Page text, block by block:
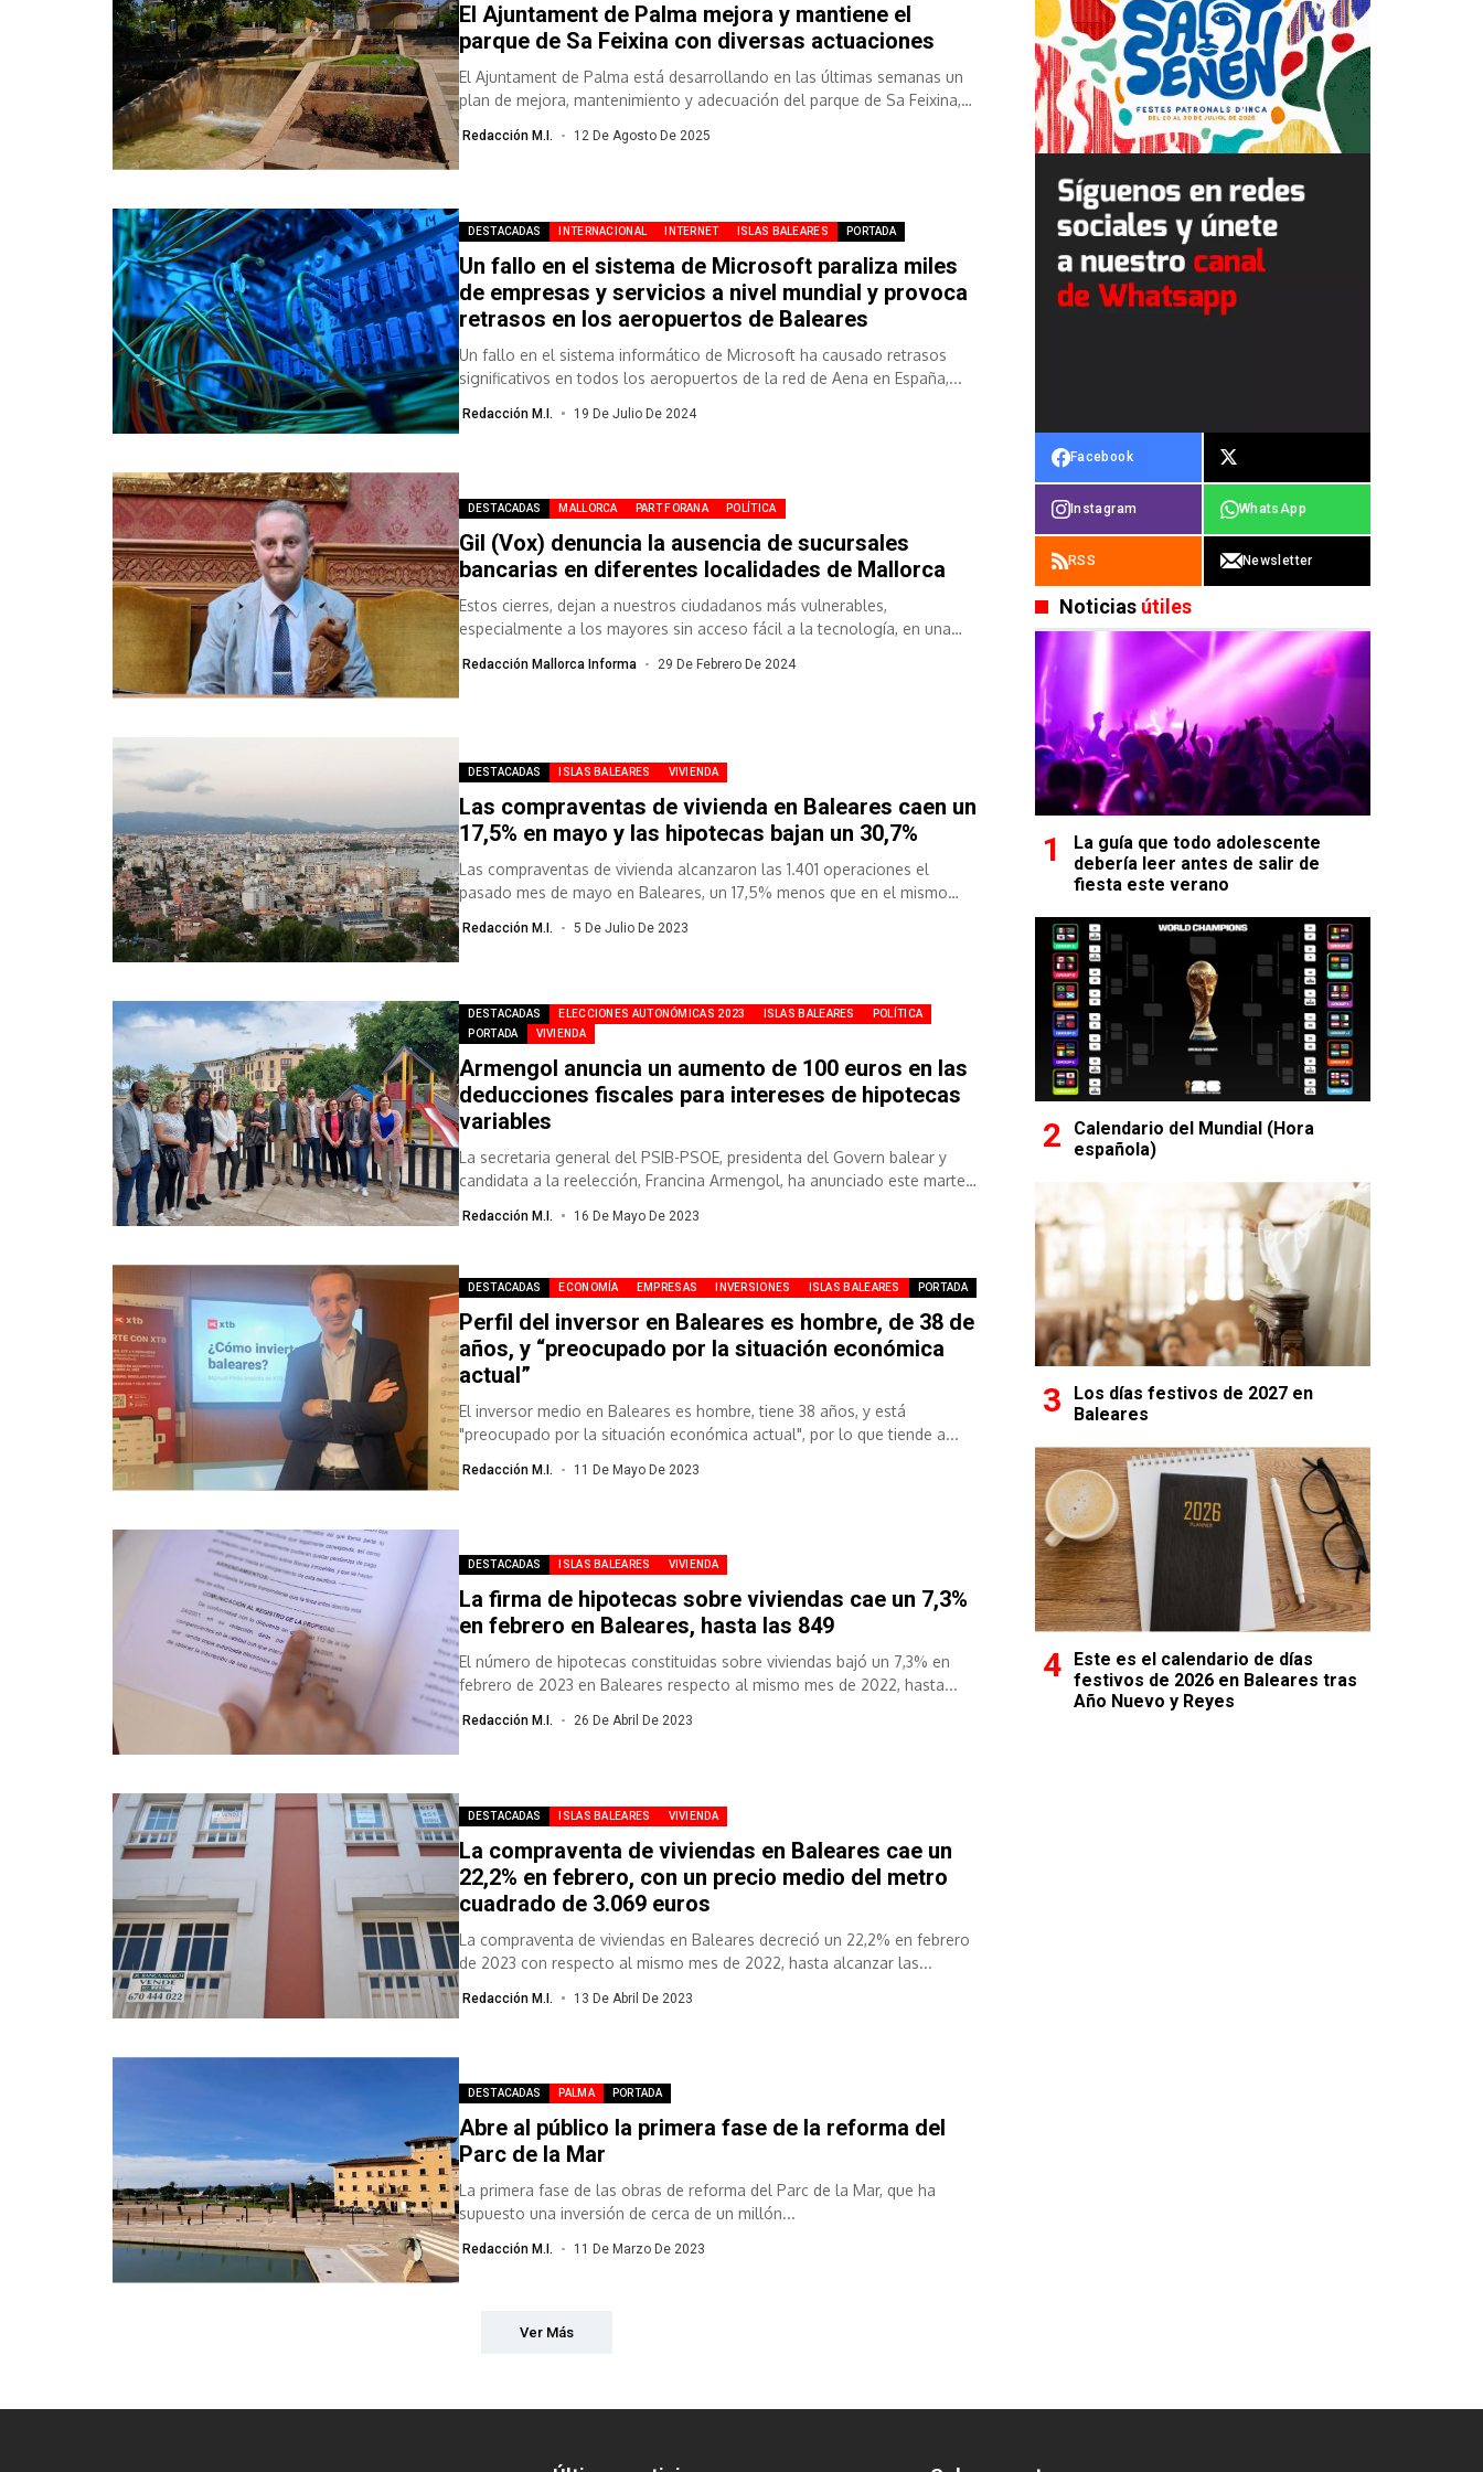
El Ajuntament de Palma mejora y mantiene el
parque de Sa Feixina con diversas actuaciones
El Ajuntament de Palma está desarrollando en las últimas semanas un
plan de mejora, mantenimiento y adecuación del parque de Sa Feixina,
Redacción M.I. 12 De Agosto De 2025
DESTACADAS INTERNACIONAL INTERNET ISLAS BALEARES PORTADA
Un fallo en el sistema de Microsoft paraliza miles
de empresas y servicios a nivel mundial y provoca
retrasos en los aeropuertos de Baleares
Un fallo en el sistema informático de Microsoft ha causado retrasos
significativos en todos los aeropuertos de la red de Aena en España,...
Redacción M.I. 19 De Julio De 2024
DESTACADAS MALLORCA PART FORANA POLÍTICA
Gil (Vox) denuncia la ausencia de sucursales
bancarias en diferentes localidades de Mallorca
Estos cierres, dejan a nuestros ciudadanos más vulnerables,
especialmente a los mayores sin acceso fácil a la tecnología, en una
Redacción Mallorca Informa 29 De Febrero De 2024
DESTACADAS ISLAS BALEARES VIVIENDA
Las compraventas de vivienda en Baleares caen un
17,5% en mayo y las hipotecas bajan un 30,7%
Las compraventas de vivienda alcanzaron las 1.401 operaciones el
pasado mes de mayo en Baleares, un 17,5% menos que en el mismo
Redacción M.I. 5 De Julio De 2023
DESTACADAS ELECCIONES AUTONÓMICAS 2023 ISLAS BALEARES
POLÍTICA
PORTADA
VIVIENDA
Armengol anuncia un aumento de 100 euros en las
deducciones fiscales para intereses de hipotecas
variables
La secretaria general del PSIB-PSOE, presidenta del Govern balear y
candidata a la reelección, Francina Armengol, ha anunciado este martes
Redacción M.I. 16 De Mayo De 2023
DESTACADAS ECONOMÍA EMPRESAS INVERSIONES ISLAS BALEARES PORTADA
Perfil del inversor en Baleares es hombre, de 38 de
años, y “preocupado por la situación económica
actual”
El inversor medio en Baleares es hombre, tiene 38 años, y está
"preocupado por la situación económica actual", por lo que tiende a...
Redacción M.I. 11 De Mayo De 2023
DESTACADAS ISLAS BALEARES VIVIENDA
La firma de hipotecas sobre viviendas cae un 7,3%
en febrero en Baleares, hasta las 849
El número de hipotecas constituidas sobre viviendas bajó un 7,3% en
febrero de 2023 en Baleares respecto al mismo mes de 2022, hasta...
Redacción M.I. 26 De Abril De 2023
DESTACADAS ISLAS BALEARES VIVIENDA
La compraventa de viviendas en Baleares cae un
22,2% en febrero, con un precio medio del metro
cuadrado de 3.069 euros
La compraventa de viviendas en Baleares decreció un 22,2% en febrero
de 2023 con respecto al mismo mes de 2022, hasta alcanzar las...
Redacción M.I. 13 De Abril De 2023
DESTACADAS PALMA PORTADA
Abre al público la primera fase de la reforma del
Parc de la Mar
La primera fase de las obras de reforma del Parc de la Mar, que ha
supuesto una inversión de cerca de un millón...
Redacción M.I. 11 De Marzo De 2023
Ver Más
Facebook
Instagram WhatsApp
RSS Newsletter
Noticias útiles
La guía que todo adolescente
debería leer antes de salir de
fiesta este verano
Calendario del Mundial (Hora
española)
Los días festivos de 2027 en
Baleares
Este es el calendario de días
festivos de 2026 en Baleares tras
Año Nuevo y Reyes